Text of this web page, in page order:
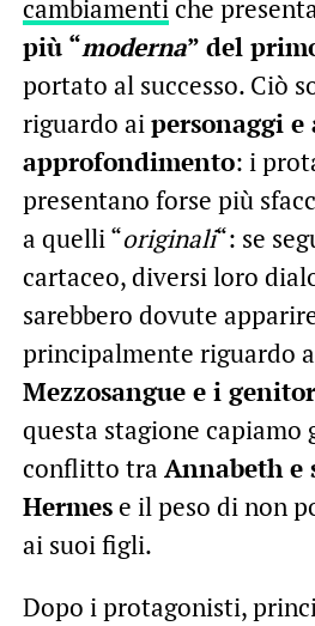
cambiamentiche
più “moderna” del
portato al successo. Ciò
riguardo aipersonaggi
approfondimento: i
presentano forse più
a quelli “originali“: se
cartaceo, diversi loro
sarebbero dovute
principalmente riguardo
Mezzosangue e i
questa stagione capiamo
conflitto tra Annabeth e
Hermese il peso di non
ai suoi figli.
Dopo i protagonisti,